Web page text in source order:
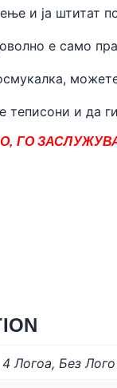
и ја штитат
е само
теписони и да
ГО
4 Логоa, Без Лого